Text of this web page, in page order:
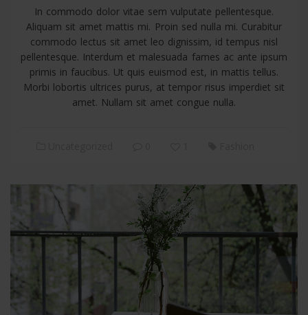
In commodo dolor vitae sem vulputate pellentesque.
Aliquam sit amet mattis mi. Proin sed nulla mi. Curabitur
commodo lectus sit amet leo dignissim, id tempus nisl
pellentesque. Interdum et malesuada fames ac ante ipsum
primis in faucibus. Ut quis euismod est, in mattis tellus.
Morbi lobortis ultrices purus, at tempor risus imperdiet sit
amet. Nullam sit amet congue nulla.